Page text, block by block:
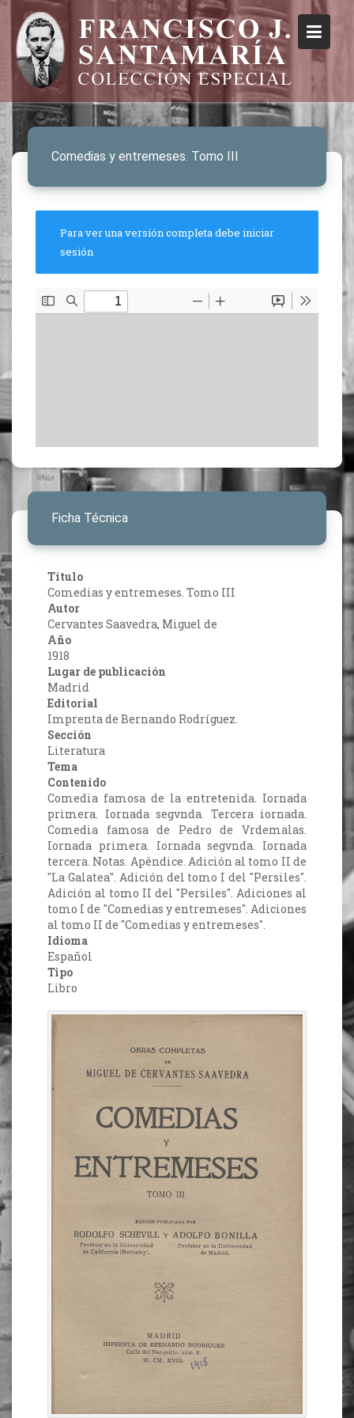
Comedias y entremeses. Tomo III
Para ver una versión completa debe iniciar
sesión
Ficha Técnica
Título
Comedias y entremeses. Tomo III
Autor
Cervantes Saavedra, Miguel de
Año
1918
Lugar de publicación
Madrid
Editorial
Imprenta de Bernando Rodríguez.
Sección
Literatura
Tema
Contenido
Comedia famosa de la entretenida. Iornada
primera. Iornada segvnda. Tercera iornada.
Comedia famosa de Pedro de Vrdemalas.
Iornada primera. Iornada segvnda. Iornada
tercera. Notas. Apéndice. Adición al tomo II de
"La Galatea". Adición del tomo I del "Persiles".
Adición al tomo II del "Persiles". Adiciones al
tomo I de "Comedias y entremeses". Adiciones
al tomo II de "Comedias y entremeses".
Idioma
Español
Tipo
Libro